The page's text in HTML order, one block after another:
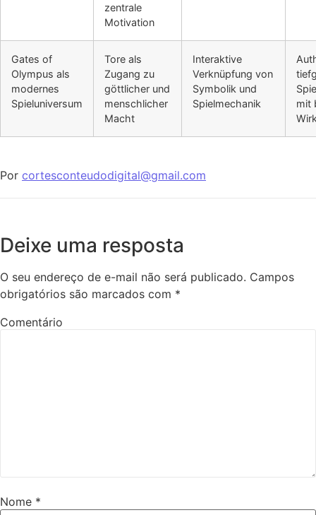
zentrale
Motivation
Gates of
Olympus als
modernes
Spieluniversum
Tore als
Zugang zu
göttlicher und
menschlicher
Macht
Interaktive
Verknüpfung von
Symbolik und
Spielmechanik
mit
Por cortesconteudodigital@gmail.com
Deixe uma resposta
O seu endereço de e-mail não será publicado. Campos
obrigatórios são marcados com *
Comentário
Nome *